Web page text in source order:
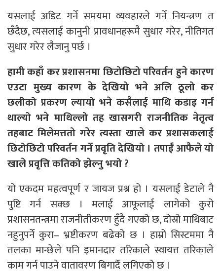
यसलाई अडिट गर्ने समयमा व्यवहारले गर्ने नियन्त्रण त
छँदैछ, त्यसलाई कानुनी प्रावधानहरूमै सुधार गरेर, नीतिगत
सुधार गरेर लैजानु पर्छ ।
हामी कहाँ कर प्रशासनमा छिटोछिटो परिवर्तन हुने कारण
एउटा मुख्य कारण के देखियो भने अलि ठूलो कर
छलीको प्रकरण ल्यायो भने कसैलाई माथि कडाइ गर्न
थाल्यो भने माथिल्लो तह खासगरी राजनीतिक नेतृत्व
तहबाट मिलेमत्ततो गरेर त्यस्ता खाले कर प्रशासकलाई
छिटोछिटो परिवर्तन गर्ने प्रवृति देखियो । तपाईँ आफैले यो
खाले प्रवृत्ति कतिको झेल्नु भयो ?
यो एकदम महत्वपूर्ण र जायज प्रश्न हो । यसलाई डेटाले नै
पुष्टि गर्न सक्छ । मलाई आफूलाई लागेको कुरो
प्रशासनतन्त्रमा राजनीतीकरण हुँदै गएको छ, दोस्रो माथिबाट
नहुनुपर्ने कुरा– भ्रष्टीकरण बढेको छ । हाम्रो सिस्टममा नै
तलका मान्छेले पनि इमानदार तरिकाले स्वायत्त तरिकाले
काम गर्न पाउने वातावरण बिगार्दै लगिएको छ ।